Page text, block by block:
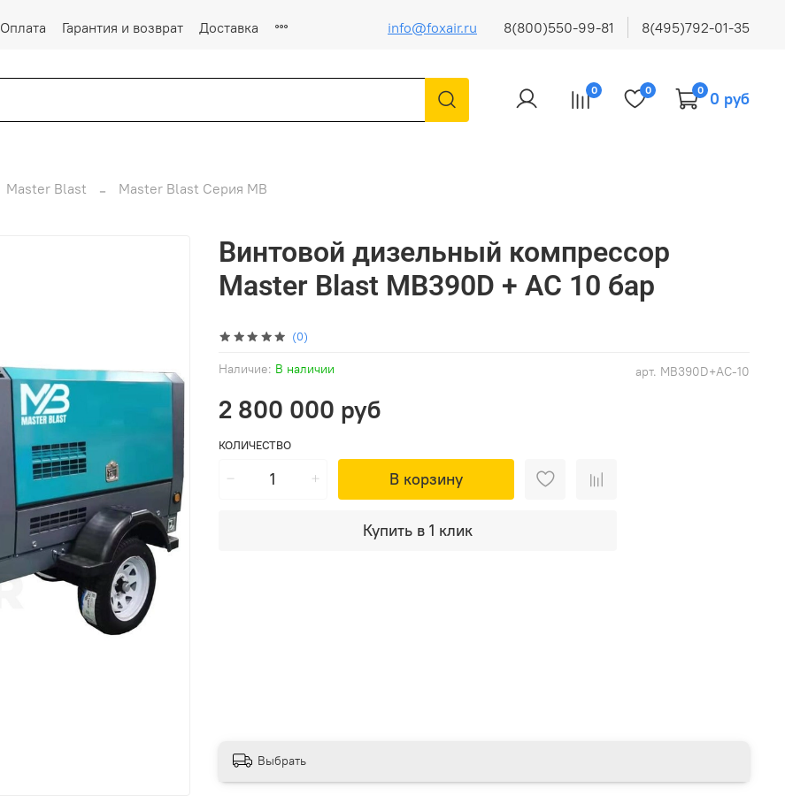
Оплата Гарантия и возврат Доставка info@foxair.ru 8(800)550-99-81 8(495)792-01-35
0 0 0 0 руб
Master Blast Master Blast Серия MB
(0)
арт. MB390D+AC-10
Наличие: В наличии
Винтовой дизельный компрессор
Master Blast MB390D + AC 10 бар
2 800 000 руб
КОЛИЧЕСТВО
В корзину
Купить в 1 клик
Выбрать